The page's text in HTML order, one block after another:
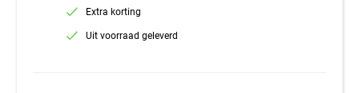
Extra korting
Uit voorraad geleverd